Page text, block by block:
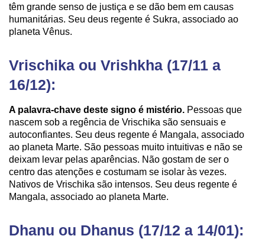
têm grande senso de justiça e se dão bem em causas
humanitárias. Seu deus regente é Sukra, associado ao
planeta Vênus.
Vrischika ou Vrishkha (17/11 a
16/12):
A palavra-chave deste signo é mistério. Pessoas que
nascem sob a regência de Vrischika são sensuais e
autoconfiantes. Seu deus regente é Mangala, associado
ao planeta Marte. São pessoas muito intuitivas e não se
deixam levar pelas aparências. Não gostam de ser o
centro das atenções e costumam se isolar às vezes.
Nativos de Vrischika são intensos. Seu deus regente é
Mangala, associado ao planeta Marte.
Dhanu ou Dhanus (17/12 a 14/01):